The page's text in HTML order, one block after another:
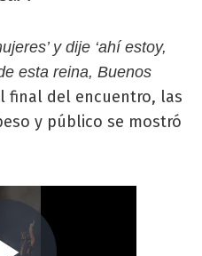
y dije ‘ahí estoy,
esta reina, Buenos
final del encuentro, las
y público se mostró